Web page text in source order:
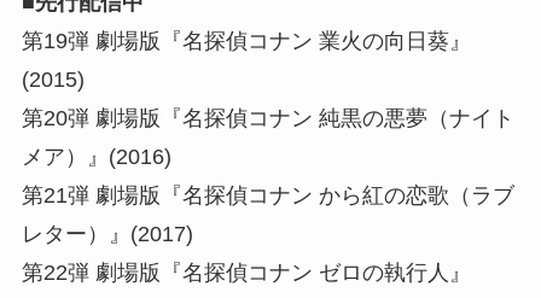
第19弾 劇場版『名探偵コナン 業火の向日葵』
(2015)
第20弾 劇場版『名探偵コナン 純黒の悪夢（ナイト
メア）』(2016)
第21弾 劇場版『名探偵コナン から紅の恋歌（ラブ
レター）』(2017)
第22弾 劇場版『名探偵コナン ゼロの執行人』